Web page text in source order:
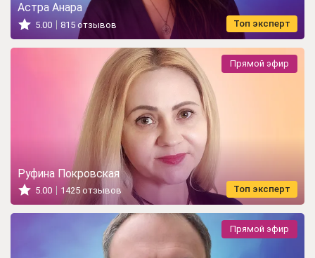
Топ эксперт
Астра Анара
5.00 815 отзывов
Прямой эфир
Топ эксперт
Руфина Покровская
5.00 1425 отзывов
Прямой эфир